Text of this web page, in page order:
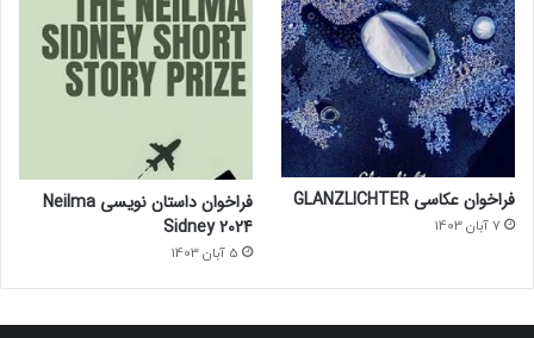
فراخوان عکاسی GLANZLICHTER
7 آبان 1403
فراخوان داستان نویسی Neilma
Sidney 2024
5 آبان 1403